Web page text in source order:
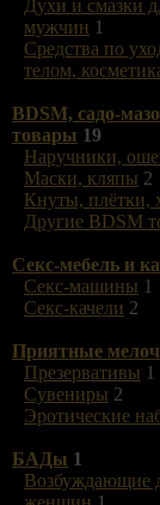
Духи и смазки
мужчин 1
Средства по
телом,
BDSM, садо-мазо
товары 19
Наручники,
Маски, кляпы 2
Кнуты, плётки,
Другие BDSM
Секс-мебель и
Секс-машины 1
Секс-качели 2
Приятные
Презервативы 1
Сувениры 2
Эротические
БАДы 1
Возбуждающие